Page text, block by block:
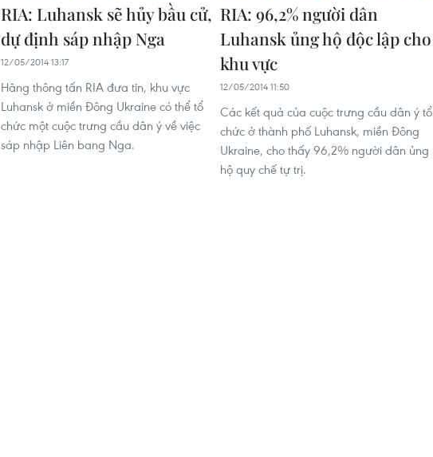
RIA: Luhansk sẽ hủy bầu cử,
dự định sáp nhập Nga
12/05/2014 13:17
Hãng thông tấn RIA đưa tin, khu vực
Luhansk ở miền Đông Ukraine có thể tổ
chức một cuộc trưng cầu dân ý về việc
sáp nhập Liên bang Nga.
RIA: 96,2% người dân
Luhansk ủng hộ độc lập cho
khu vực
12/05/2014 11:50
Các kết quả của cuộc trưng cầu dân ý tổ
chức ở thành phố Luhansk, miền Đông
Ukraine, cho thấy 96,2% người dân ủng
hộ quy chế tự trị.